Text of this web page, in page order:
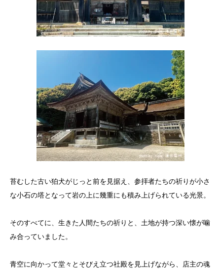
苔むした古い狛犬がじっと前を見据え、参拝者たちの祈りが小さ
な小石の塔となって岩の上に幾重にも積み上げられている光景。
そのすべてに、生きた人間たちの祈りと、土地が持つ深い懐が噛
み合っていました。
青空に向かって堂々とそびえ立つ社殿を見上げながら、店主の魂